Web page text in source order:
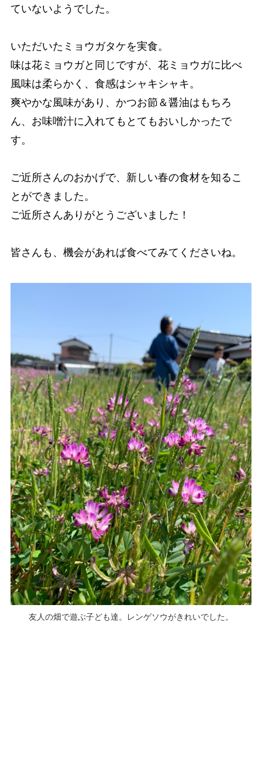
ていないようでした。
いただいたミョウガタケを実食。
味は花ミョウガと同じですが、花ミョウガに比べ
風味は柔らかく、食感はシャキシャキ。
爽やかな風味があり、かつお節＆醤油はもちろ
ん、お味噌汁に入れてもとてもおいしかったで
す。
ご近所さんのおかげで、新しい春の食材を知るこ
とができました。
ご近所さんありがとうございました！
皆さんも、機会があれば食べてみてくださいね。
友人の畑で遊ぶ子ども達。レンゲソウがきれいでした。